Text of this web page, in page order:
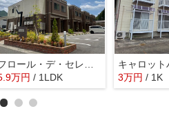
万円 / 1LDK
キャロット
3万円 / 1K